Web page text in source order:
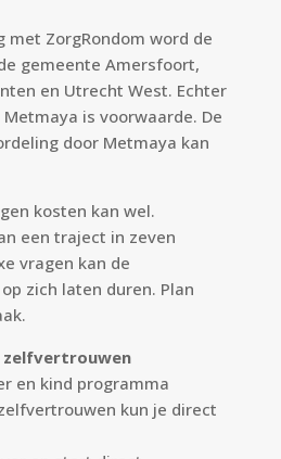
met ZorgRondom word de
gemeente Amersfoort,
en Utrecht West. Echter
is voorwaarde. De
door Metmaya kan
kosten kan wel.
een traject in zeven
vragen kan de
zich laten duren. Plan
zelfvertrouwen
en kind programma
kun je direct